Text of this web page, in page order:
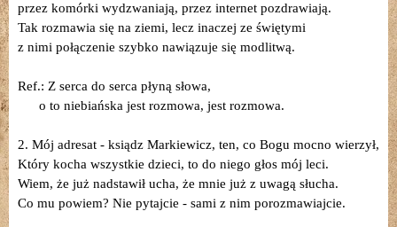
przez komórki wydzwaniają, przez internet pozdrawiają.
Tak rozmawia się na ziemi, lecz inaczej ze świętymi
z nimi połączenie szybko nawiązuje się modlitwą.
Ref.: Z serca do serca płyną słowa,
o to niebiańska jest rozmowa, jest rozmowa.
2. Mój adresat - ksiądz Markiewicz, ten, co Bogu mocno wierzył,
Który kocha wszystkie dzieci, to do niego głos mój leci.
Wiem, że już nadstawił ucha, że mnie już z uwagą słucha.
Co mu powiem? Nie pytajcie - sami z nim porozmawiajcie.